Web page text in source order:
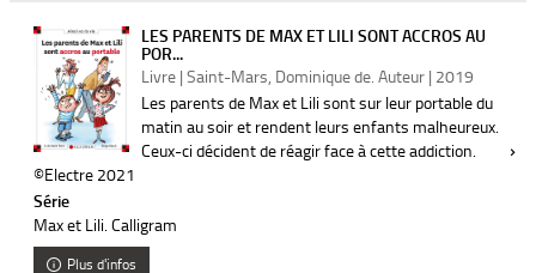
LES PARENTS DE MAX ET LILI SONT ACCROS AU
POR...
Livre | Saint-Mars, Dominique de. Auteur | 2019
Les parents de Max et Lili sont sur leur portable du
matin au soir et rendent leurs enfants malheureux.
Ceux-ci décident de réagir face à cette addiction.
©Electre 2021
Série
Max et Lili. Calligram
Plus d'infos